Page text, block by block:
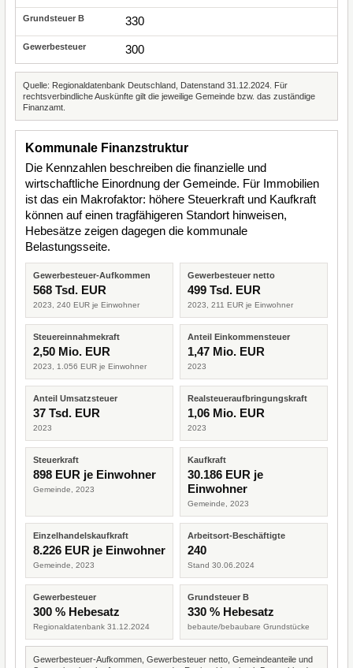
330
300
Quelle: Regionaldatenbank Deutschland, Datenstand 31.12.2024. Für
rechtsverbindliche Auskünfte gilt die jeweilige Gemeinde bzw. das zuständige
Finanzamt.
Kommunale Finanzstruktur
Die Kennzahlen beschreiben die finanzielle und
wirtschaftliche Einordnung der Gemeinde. Für Immobilien
ist das ein Makrofaktor: höhere Steuerkraft und Kaufkraft
können auf einen tragfähigeren Standort hinweisen,
Hebesätze zeigen dagegen die kommunale
Belastungsseite.
Gewerbesteuer-Aufkommen
568 Tsd. EUR
2023, 240 EUR je Einwohner
Gewerbesteuer netto
499 Tsd. EUR
2023, 211 EUR je Einwohner
Steuereinnahmekraft
2,50 Mio. EUR
2023, 1.056 EUR je Einwohner
Anteil Einkommensteuer
1,47 Mio. EUR
2023
Anteil Umsatzsteuer
37 Tsd. EUR
2023
Realsteueraufbringungskraft
1,06 Mio. EUR
2023
Steuerkraft
898 EUR je Einwohner
Gemeinde, 2023
Kaufkraft
30.186 EUR je
Einwohner
Gemeinde, 2023
Einzelhandelskaufkraft
8.226 EUR je Einwohner
Gemeinde, 2023
Arbeitsort-Beschäftigte
240
Stand 30.06.2024
Gewerbesteuer
300 % Hebesatz
Regionaldatenbank 31.12.2024
Grundsteuer B
330 % Hebesatz
bebaute/bebaubare Grundstücke
Gewerbesteuer-Aufkommen, Gewerbesteuer netto, Gemeindeanteile und